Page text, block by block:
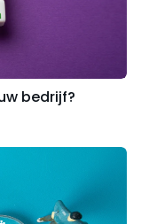
bedrijf?